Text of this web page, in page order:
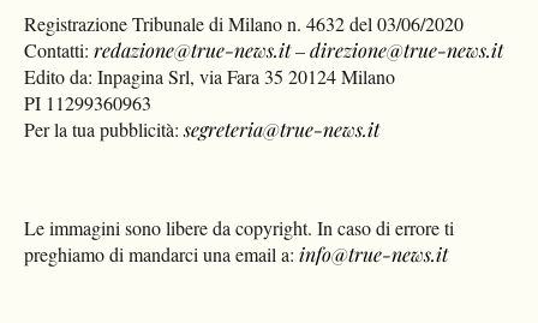
Registrazione Tribunale di Milano n. 4632 del 03/06/2020
Contatti:redazione@true-news.it–direzione@true-news.it
Edito da: Inpagina Srl, via Fara 35 20124 Milano
PI 11299360963
Per la tua pubblicità:segreteria@true-news.it
Le immagini sono libere da copyright. In caso di errore ti
preghiamo di mandarci una email a: info@true-news.it